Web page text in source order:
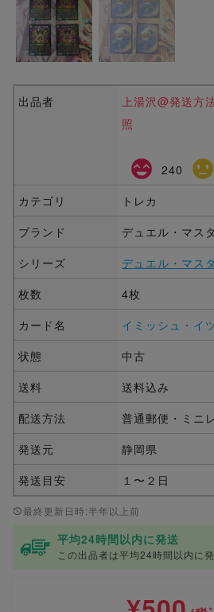
出品者
上湯沢@発送方
照
240
カテゴリ
トレカ
ブランド
デュエル・マス
シリーズ
デュエル・マス
枚数
4枚
カード名
イミッシュ・イ
状態
中古
送料
送料込み
配送方法
普通郵便・ミニ
発送元
静岡県
発送目安
１〜２日
最終更新日時:半年以上前
平均24時間以内に発送
この出品者は平均24時間以内に